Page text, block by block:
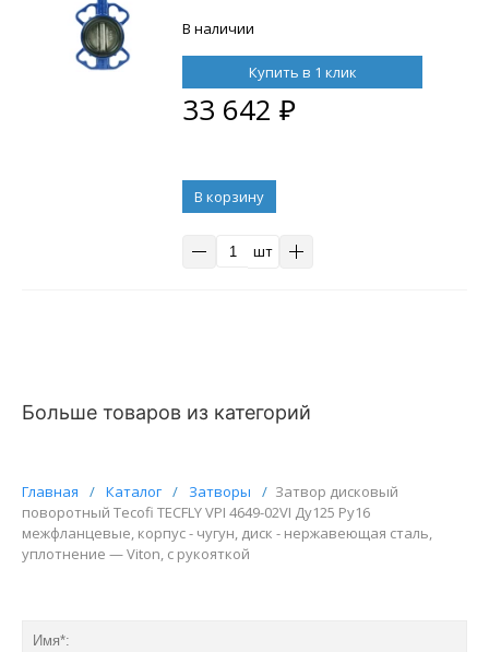
В наличии
Купить в 1 клик
33 642 ₽
В корзину
шт
Больше товаров из категорий
Главная / Каталог / Затворы / Затвор дисковый
поворотный Tecofi TECFLY VPI 4649-02VI Ду125 Ру16
межфланцевые, корпус - чугун, диск - нержавеющая сталь,
уплотнение — Viton, с рукояткой